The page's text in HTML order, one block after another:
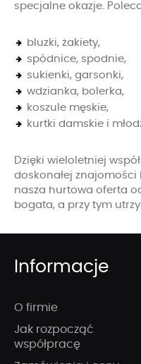
specjalne okazje.
bluzki, żakiety,
spódnice, spodnie,
sukienki, garsonki,
wdzianka, bolerka,
koszule męskie,
kurtki damskie i
Dzięki wieloletniej
doskonałej
nasza hurtowa oferta
bogata, a przy tym
Informacje
O firmie
Jak rozpocząć
współpracę